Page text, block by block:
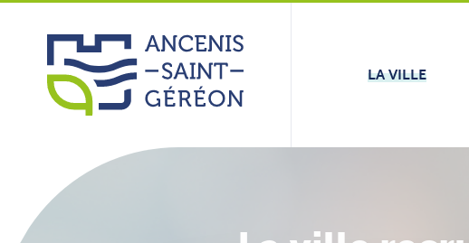
Aller
contenu
LA VILLE
Panneau de gestion des cookies